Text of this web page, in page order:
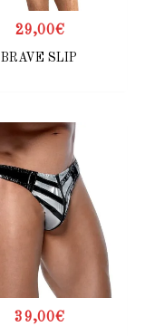
29,00€
BRAVE SLIP
39,00€